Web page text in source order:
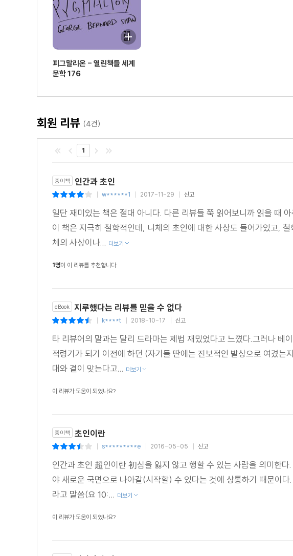
피그말리온 - 열린책들 세계
문학 176
회원 리뷰 (4건)
1
종이책 인간과 초인
w******1 2017-11-29 신고
일단 재미있는 책은 절대 아니다. 다른 리뷰들 쭉 읽어보니까 읽을 때
이 책은 지극히 철학적인데, 니체의 초인에 대한 사상도 들어가있고,
체의 사상이나... 더보기
1명이 이 리뷰를 추천합니다.
eBook 지루했다는 리뷰를 믿을 수 없다
k****t 2018-10-17 신고
타 리뷰어의 말과는 달리 드라마는 제법 재밌었다고 느꼈다.그러나
적령기가 되기 이전에 하던 (자기들 딴에는 진보적인 발상으로 여겼
대와 결이 맞는다고... 더보기
이 리뷰가 도움이 되었나요?
종이책 초인이란
s*********e 2016-05-05 신고
인간과 초인 超인이란 初심을 잃지 않고 행할 수 있는 사람을 의미한
야 새로운 국면으로 나아갈(시작할) 수 있다는 것에 상통하기 때문이
라고 말씀(요 10:... 더보기
이 리뷰가 도움이 되었나요?